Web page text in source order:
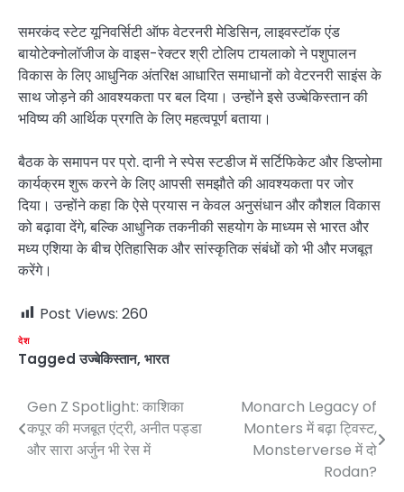
समरकंद स्टेट यूनिवर्सिटी ऑफ वेटरनरी मेडिसिन, लाइवस्टॉक एंड
बायोटेक्नोलॉजीज के वाइस-रेक्टर श्री टोलिप टायलाको ने पशुपालन
विकास के लिए आधुनिक अंतरिक्ष आधारित समाधानों को वेटरनरी साइंस के
साथ जोड़ने की आवश्यकता पर बल दिया। उन्होंने इसे उज्बेकिस्तान की
भविष्य की आर्थिक प्रगति के लिए महत्वपूर्ण बताया।
बैठक के समापन पर प्रो. दानी ने स्पेस स्टडीज में सर्टिफिकेट और डिप्लोमा
कार्यक्रम शुरू करने के लिए आपसी समझौते की आवश्यकता पर जोर
दिया। उन्होंने कहा कि ऐसे प्रयास न केवल अनुसंधान और कौशल विकास
को बढ़ावा देंगे, बल्कि आधुनिक तकनीकी सहयोग के माध्यम से भारत और
मध्य एशिया के बीच ऐतिहासिक और सांस्कृतिक संबंधों को भी और मजबूत
करेंगे।
Post Views: 260
देश
Taggedउज्बेकिस्तान, भारत
Post
navigation
Gen Z Spotlight: काशिका
कपूर की मजबूत एंट्री, अनीत पड्डा
और सारा अर्जुन भी रेस में
Monarch Legacy of
Monters में बढ़ा ट्विस्ट,
Monsterverse में दो
Rodan?